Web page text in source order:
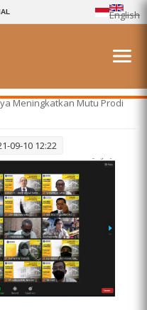
English
Meningkatkan Mutu Prodi
09-10 12:22